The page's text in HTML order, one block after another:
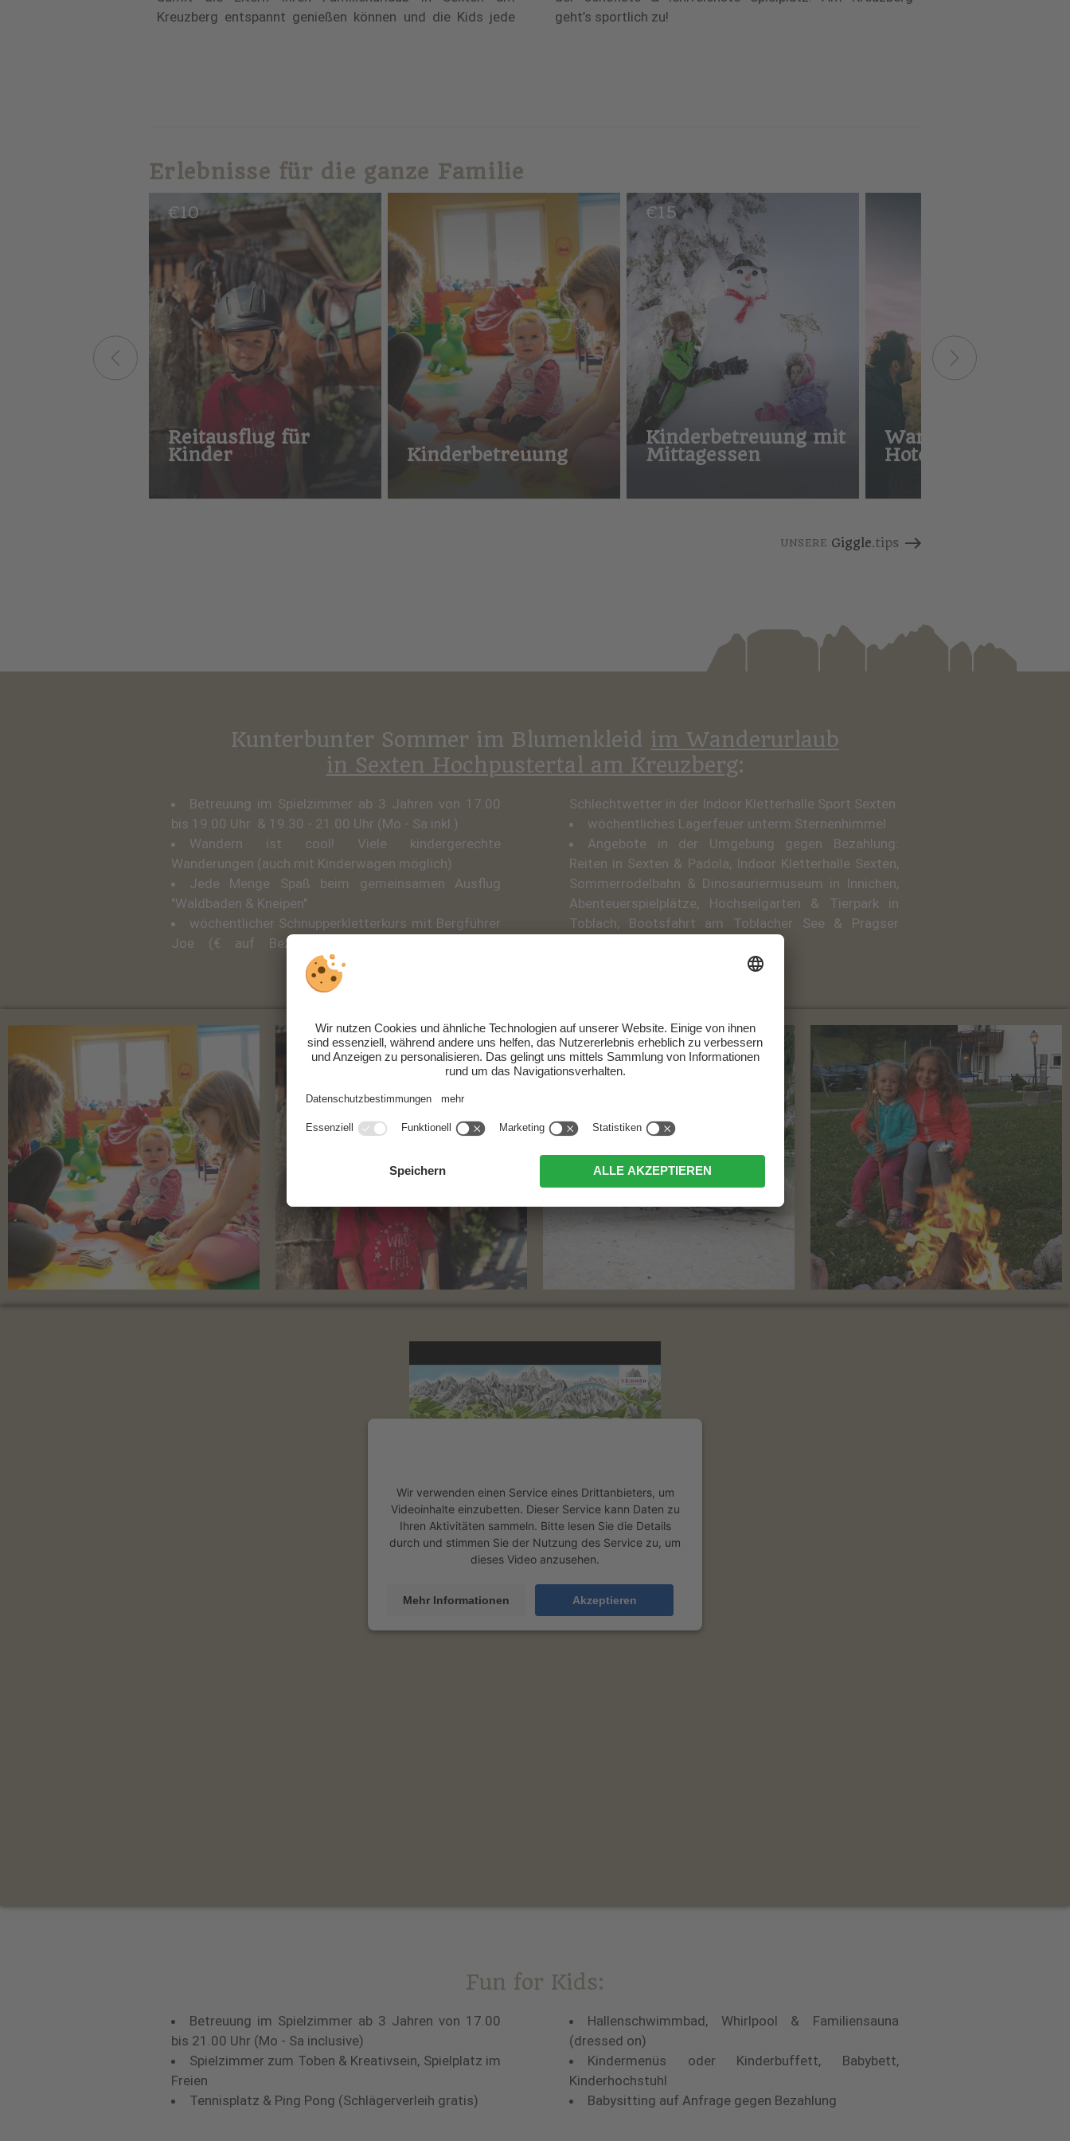
Kreuzberg entspannt genießen können und die Kids jede
geht’s sportlich zu!
Erlebnisse für die ganze Familie
€10
Reitausflug für
Kinder Kinderbetreuung
€15
Kinderbetreuung mit
Mittagessen
Wanderung mit
Hotelier Hannes
UNSERE Giggle.tips
Kunterbunter Sommer im Blumenkleid im Wanderurlaub
in Sexten Hochpustertal am Kreuzberg:
Betreuung im Spielzimmer ab 3 Jahren von 17.00
bis 19.00 Uhr & 19.30 - 21.00 Uhr (Mo - Sa inkl.)
Wandern ist cool! Viele kindergerechte
Wanderungen (auch mit Kinderwagen möglich)
Jede Menge Spaß beim gemeinsamen Ausflug
"Waldbaden & Kneipen"
wöchentlicher Schnupperkletterkurs mit Bergführer
Joe (€ auf Bezahlung und Reservierung). Bei
Schlechtwetter in der Indoor Kletterhalle Sport Sexten
wöchentliches Lagerfeuer unterm Sternenhimmel
Angebote in der Umgebung gegen Bezahlung:
Reiten in Sexten & Padola, Indoor Kletterhalle Sexten,
Sommerrodelbahn & Dinosauriermuseum in Innichen,
Abenteuerspielplätze, Hochseilgarten & Tierpark in
Toblach, Bootsfahrt am Toblacher See & Pragser
Wir verwenden einen Service eines Drittanbieters, um
Videoinhalte einzubetten. Dieser Service kann Daten zu
Ihren Aktivitäten sammeln. Bitte lesen Sie die Details
durch und stimmen Sie der Nutzung des Service zu, um
dieses Video anzusehen.
Mehr Informationen Akzeptieren
Fun for Kids:
Betreuung im Spielzimmer ab 3 Jahren von 17.00
bis 21.00 Uhr (Mo - Sa inclusive)
Spielzimmer zum Toben & Kreativsein, Spielplatz im
Freien
Tennisplatz & Ping Pong (Schlägerverleih gratis)
Hallenschwimmbad, Whirlpool & Familiensauna
(dressed on)
Kindermenüs oder Kinderbuffett, Babybett,
Kinderhochstuhl
Babysitting auf Anfrage gegen Bezahlung